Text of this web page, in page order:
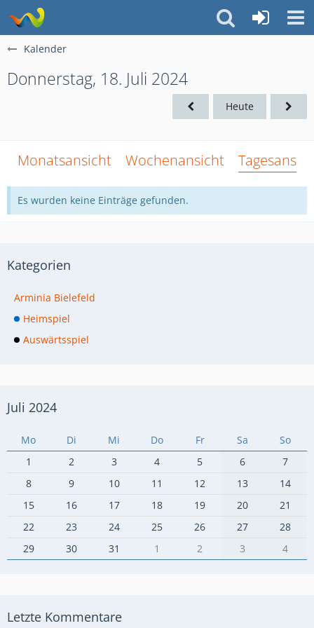
Kalender
Donnerstag, 18. Juli 2024
Heute
Monatsansicht Wochenansicht
Es wurden keine Einträge gefunden.
Kategorien
Arminia Bielefeld
Heimspiel
Auswärtsspiel
Juli 2024
Mo Di Mi Do Fr Sa
So
1
2 3 4 5 6
7
8
9 10 11 12 13
14
15
16 17 18 19 20
21
22
23 24 25 26 27
28
29
30 31 1 2 3 4
Letzte Kommentare